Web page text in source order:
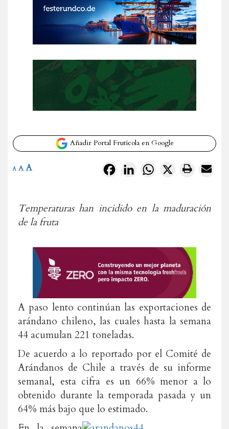
Añadir Portal Frutícola en Google
FacebookLinkedInWhatsApp
X
A A A
Temperaturas han incidido en la maduración
de la fruta
A paso lento continúan las exportaciones de
arándano chileno, las cuales hasta la semana
44 acumulan 221 toneladas.
De acuerdo a lo reportado por el Comité de
Arándanos de Chile a través de su informe
semanal, esta cifra es un 66% menor a lo
obtenido durante la temporada pasada y un
64% más bajo que lo estimado.